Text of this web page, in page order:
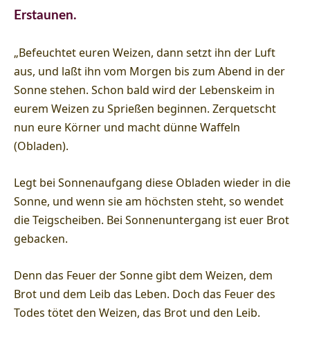
Erstaunen.
„Befeuchtet euren Weizen, dann setzt ihn der Luft
aus, und laßt ihn vom Morgen bis zum Abend in der
Sonne stehen. Schon bald wird der Lebenskeim in
eurem Weizen zu Sprießen beginnen. Zerquetscht
nun eure Körner und macht dünne Waffeln
(Obladen).
Legt bei Sonnenaufgang diese Obladen wieder in die
Sonne, und wenn sie am höchsten steht, so wendet
die Teigscheiben. Bei Sonnenuntergang ist euer Brot
gebacken.
Denn das Feuer der Sonne gibt dem Weizen, dem
Brot und dem Leib das Leben. Doch das Feuer des
Todes tötet den Weizen, das Brot und den Leib.